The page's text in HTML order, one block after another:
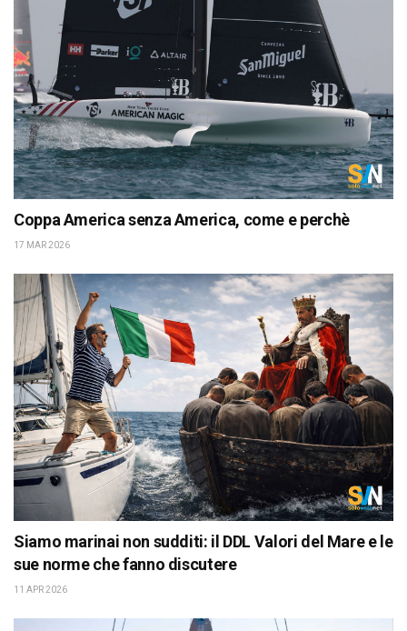
Coppa America senza America, come e perchè
17 MAR 2026
Siamo marinai non sudditi: il DDL Valori del Mare e le
sue norme che fanno discutere
11 APR 2026